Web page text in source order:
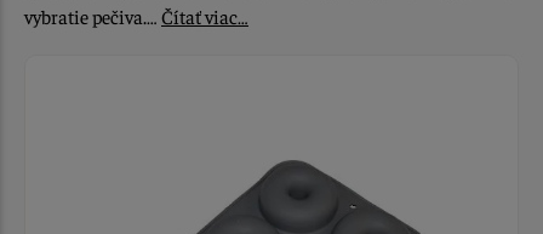
vybratie pečiva.… Čítať viac…